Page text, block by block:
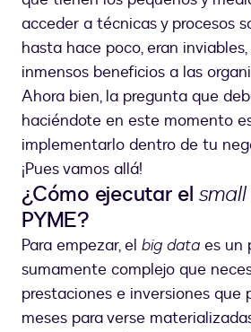
acceder a técnicas y procesos
hasta hace poco, eran
inmensos beneficios a las
Ahora bien, la pregunta que
haciéndote en este momento
implementarlo dentro de tu
¡Pues vamos allá!
¿Cómo ejecutar el
PYME?
Para empezar, el big data es un
sumamente complejo que
prestaciones e inversiones que
meses para verse